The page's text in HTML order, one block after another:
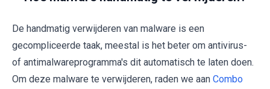
De handmatig verwijderen van malware is een
gecompliceerde taak, meestal is het beter om antivirus-
of antimalwareprogramma's dit automatisch te laten doen.
Om deze malware te verwijderen, raden we aan Combo